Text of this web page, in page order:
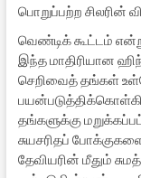
பொறுப்பற்ற சிலரின்
வெண்டிக் கூட்டம்
இந்த மாதிரியான
செறிவைத் தங்கள்
தங்களுக்கு
சுயசரிதப்
தேவியரின் மீதும்